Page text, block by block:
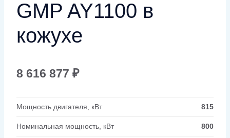
GMP AY1100 в
кожухе
8 616 877 ₽
Мощность двигателя, кВт 815
Номинальная мощность, кВт 800